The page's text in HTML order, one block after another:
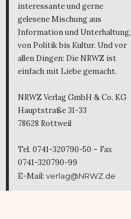
interessante und gerne
gelesene Mischung aus
Information und Unterhaltung,
von Politik bis Kultur. Und vor
allen Dingen: Die NRWZ ist
einfach mit Liebe gemacht.
NRWZ Verlag GmbH & Co. KG
Hauptstraße 31-33
78628 Rottweil
Tel. 0741-320790-50 – Fax
0741-320790-99
E-Mail: verlag@NRWZ.de